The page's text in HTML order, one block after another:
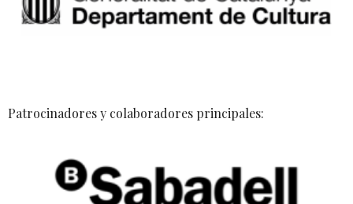
Patrocinadores y colaboradores principales: